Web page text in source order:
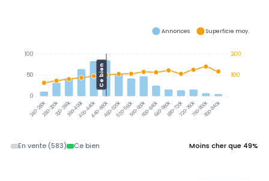
240-280k280-320k320-360k360-400k400-440k440-480k480-520k520-560k560-600k600-640k640-680k680-720k720-760k760-800k800-840k
Ce bien
200
100
100
50
0
Annonces Superficie moy.
En vente (583) Ce bien Moins cher que 49%